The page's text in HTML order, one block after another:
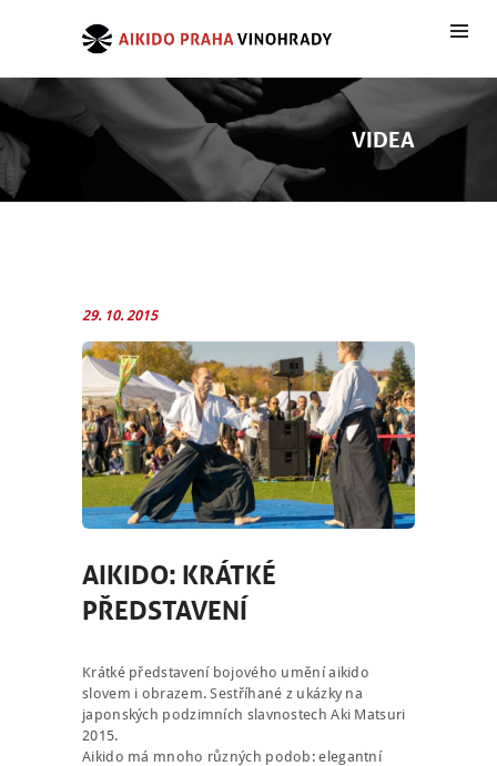
VIDEA
29. 10. 2015
AIKIDO: KRÁTKÉ
PŘEDSTAVENÍ
Krátké představení bojového umění aikido
slovem i obrazem. Sestříhané z ukázky na
japonských podzimních slavnostech Aki Matsuri
2015.
Aikido má mnoho různých podob: elegantní